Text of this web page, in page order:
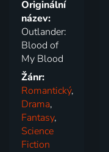
Originální
název:
Outlander:
Blood of
My Blood
Žánr:
Romantický,
Drama,
Fantasy,
Science
Fiction